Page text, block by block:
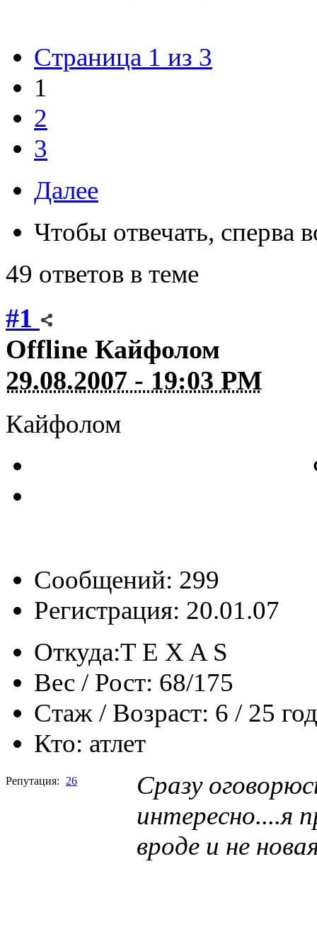
Страница 1 из 3
1
2
3
Далее
Чтобы отвечать, сперва
49 ответов в теме
#1
Offline Кайфолом
29.08.2007 - 19:03 PM
Кайфолом
Сообщений: 299
Регистрация: 20.01.07
Откуда:T E X A S
Вес / Рост: 68/175
Стаж / Возраст: 6 / 25
Кто: атлет
Репутация: 26
Сразу
интересно....я
вроде и не